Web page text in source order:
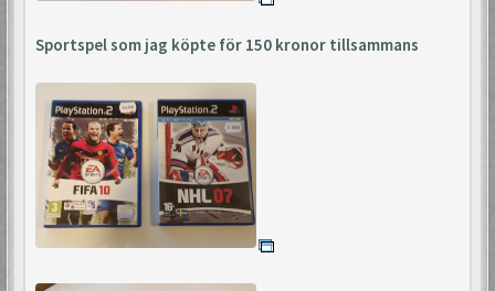
Sportspel som jag köpte för 150 kronor tillsammans